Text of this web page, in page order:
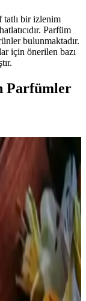
tatlı bir izlenim
Parfüm
bulunmaktadır.
için önerilen bazı
Parfümler
Kadın
Koku
parfümü, ferah ve
şık bir koku sunar,
Hafif Parfüm
ve ferahlatıcı
ömürlü, Türkiye
ideal.